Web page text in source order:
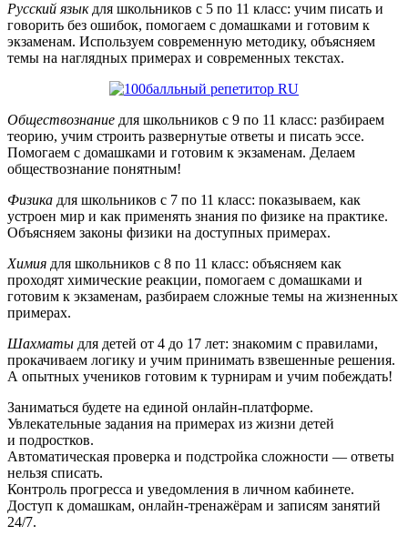
Русский языкдля школьников с 5 по 11 класс: учим писать и
говорить без ошибок, помогаем с домашками и готовим к
экзаменам. Используем современную методику, объясняем
темы на наглядных примерах и современных текстах.
Обществознание для школьников с 9 по 11 класс: разбираем
теорию, учим строить развернутые ответы и писать эссе.
Помогаем с домашками и готовим к экзаменам. Делаем
обществознание понятным!
Физика для школьников с 7 по 11 класс: показываем, как
устроен мир и как применять знания по физике на практике.
Объясняем законы физики на доступных примерах.
Химия для школьников с 8 по 11 класс: объясняем как
проходят химические реакции, помогаем с домашками и
готовим к экзаменам, разбираем сложные темы на жизненных
примерах.
Шахматы для детей от 4 до 17 лет: знакомим с правилами,
прокачиваем логику и учим принимать взвешенные решения.
А опытных учеников готовим к турнирам и учим побеждать!
Заниматься будете на единой онлайн-платформе.
Увлекательные задания на примерах из жизни детей
и подростков.
Автоматическая проверка и подстройка сложности — ответы
нельзя списать.
Контроль прогресса и уведомления в личном кабинете.
Доступ к домашкам, онлайн-тренажёрам и записям занятий
24/7.